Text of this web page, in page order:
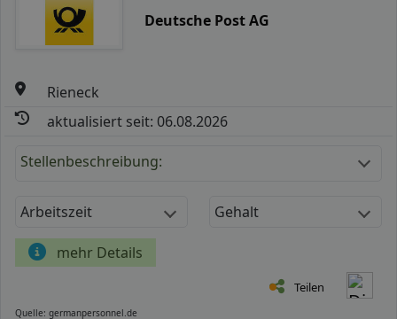
Deutsche Post AG
Rieneck
aktualisiert seit: 06.08.2026
Stellenbeschreibung:
Arbeitszeit Gehalt
mehr Details
Teilen
Quelle: germanpersonnel.de